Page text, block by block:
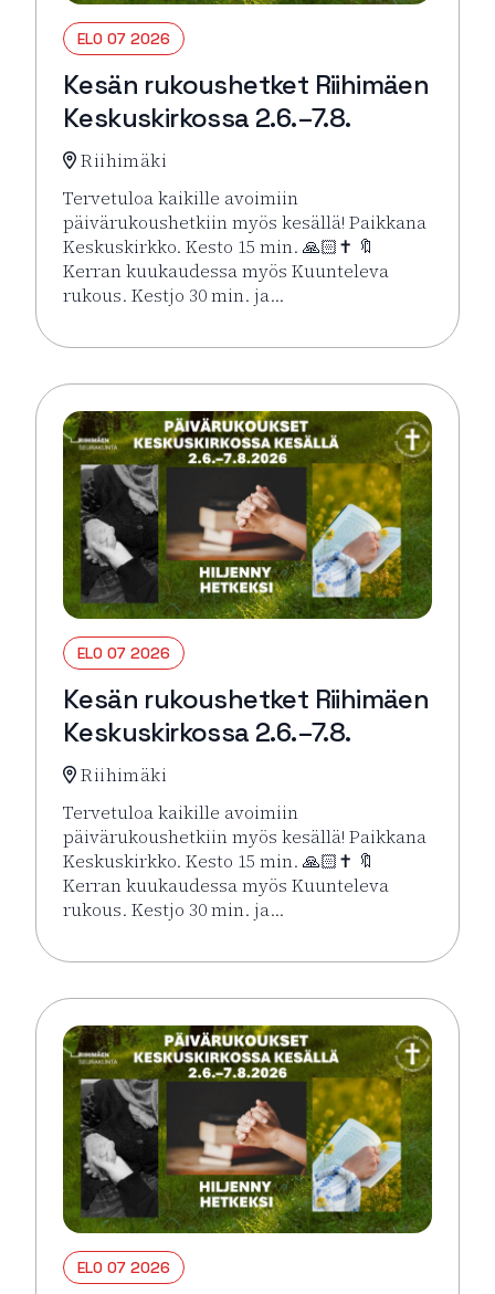
ELO 07 2026
Kesän rukoushetket Riihimäen
Keskuskirkossa 2.6.–7.8.
Riihimäki
Tervetuloa kaikille avoimiin
päivärukoushetkiin myös kesällä! Paikkana
Keskuskirkko. Kesto 15 min. 🙏🏻✝️ 🔖
Kerran kuukaudessa myös Kuunteleva
rukous. Kestjo 30 min. ja…
Lue lisää tapahtumasta Kesän rukoushetket
ELO 07 2026
Kesän rukoushetket Riihimäen
Keskuskirkossa 2.6.–7.8.
Riihimäki
Tervetuloa kaikille avoimiin
päivärukoushetkiin myös kesällä! Paikkana
Keskuskirkko. Kesto 15 min. 🙏🏻✝️ 🔖
Kerran kuukaudessa myös Kuunteleva
rukous. Kestjo 30 min. ja…
Lue lisää tapahtumasta Kesän rukoushetket
ELO 07 2026